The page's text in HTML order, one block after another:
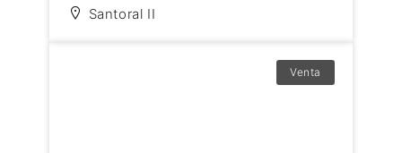
Santoral II
Venta